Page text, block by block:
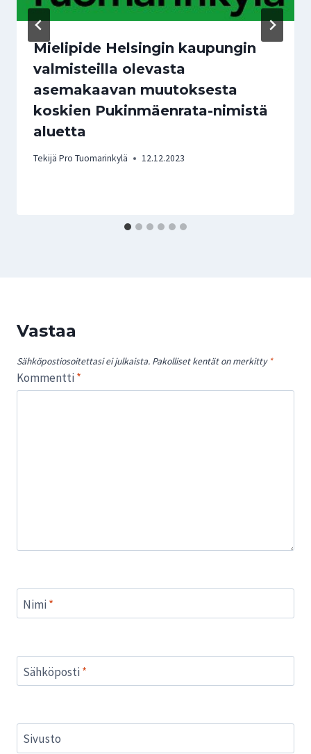
Mielipide Helsingin kaupungin
valmisteilla olevasta
asemakaavan muutoksesta
koskien Pukinmäenrata-nimistä
aluetta
Tekijä Pro Tuomarinkylä 12.12.2023
Vastaa
Sähköpostiosoitettasi ei julkaista. Pakolliset kentät on merkitty *
Kommentti *
Nimi *
Sähköposti *
Sivusto